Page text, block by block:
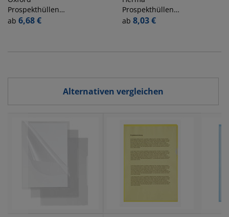
Prospekthüllen
Manage Me
transluzent
ab 6,68 €
Prospekthüllen
Fotophan 7583,
ab 8,03 €
Alternativen vergleichen